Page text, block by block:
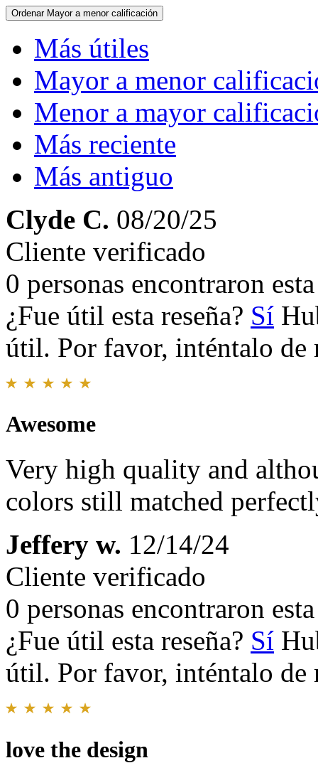
Ordenar Mayor a menor calificación
Más útiles
Mayor a menor
Menor a mayor
Más reciente
Más antiguo
Clyde C. 08/20/25
Cliente verificado
0 personas encontraron
¿Fue útil esta reseña? Sí
útil. Por favor, inténtalo de
Awesome
Very high quality and
colors still matched
Jeffery w. 12/14/24
Cliente verificado
0 personas encontraron
¿Fue útil esta reseña? Sí
útil. Por favor, inténtalo de
love the design